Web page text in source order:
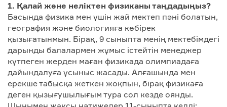
1. Қалай және неліктен физиканы таңдадыңыз?
Басында физика мен үшін жай мектеп пәні болатын,
география және биологияға көбірек
қызығатынмын. Бірақ, 9 сыныпта менің мектебімдегі
дарынды балалармен жұмыс істейтін менеджер
күтпеген жерден маған физикада олимпиадаға
дайындалуға ұсыныс жасады. Алғашында мен
ерекше табысқа жеткен жоқпын, бірақ физикаға
деген қызығушылығым тура сол кезде оянды.